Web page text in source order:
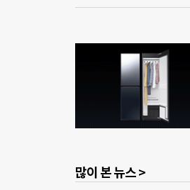
많이 본 뉴스 >